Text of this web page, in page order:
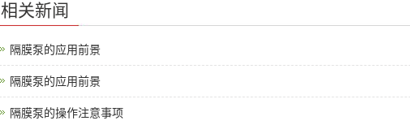
相关新闻
隔膜泵的应用前景
隔膜泵的应用前景
隔膜泵的操作注意事项